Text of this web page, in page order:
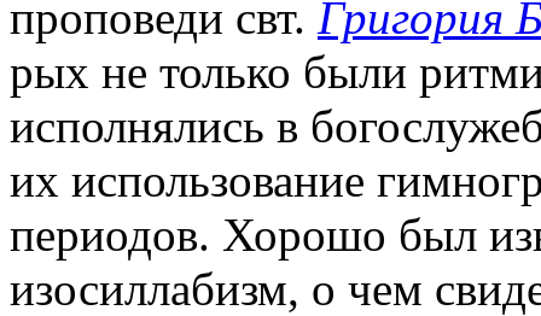
проповеди свт. Григория
рых не только были
исполнялись в
их использование
периодов. Хорошо был
изосиллабизм, о чем